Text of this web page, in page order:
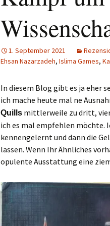
Topfrosch
Tricky Bid
Unmöglich!?/
toi!
1. September 2021
Ehsan Nazarzadeh, Islima Games,
In diesem Blog gibt es ja eher
ich mache heute mal ne
Quills mittlerweile zu dritt,
ich es mal empfehlen möchte.
kennengelernt und dann die
lassen. Wenn Ihr Ähnliches
opulente Ausstattung eine